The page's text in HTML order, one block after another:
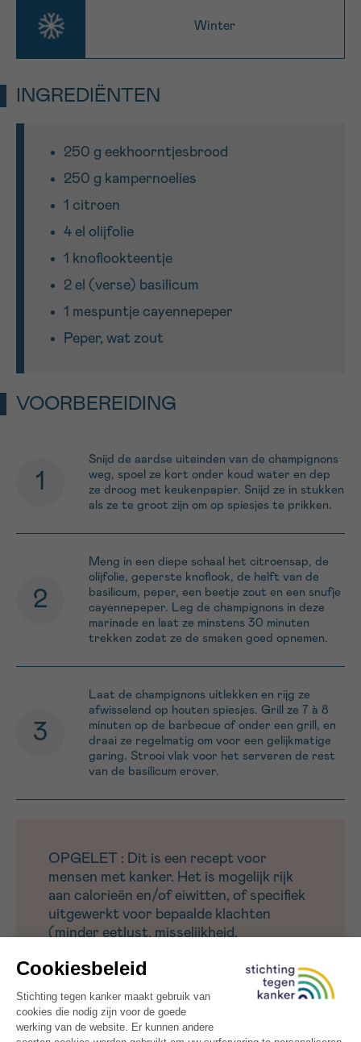
Winter
INGREDIËNTEN
250 g eekhoorntjesbrood
250 g kampernoelies
1 citroen
4 el olijfolie
1 knoflookteentje
2 el (verse) basilicum
1 mespuntje cayennepeper
Peper, wat zout
VOORBEREIDING
Snijd de aardse uiteinden van de champignons
weg, spoel ze kort onder koud water en dep
ze droog met keukenpapier. Snijd ze in stukken
als ze te groot zijn om op spiesjes te prikken.
Meng in een diepe schaal het citroensap, de
olijfolie, geperste knoflook, de helft van de
basilicum, peper, een beetje zout en een snufje
cayennepeper. Leg de champignons in deze
marinade en laat ze minstens 30 minuten
trekken zodat ze de smaken goed opnemen.
Laat de champignons uitlekken en rijg ze
afwisselend op houten spiesjes. Grill ze 7 à 8
minuten op de barbecue of onder een grill, en
draai ze regelmatig om voor een gelijkmatige
garing. Strooi vlak voor het serveren de rest
van de basilicum erover.
OPGELET : Dit is een recept voor
mensen met kanker. Het is mogelijk rijk
aan calorieën en/of eiwitten, of specifiek
uitgewerkt voor bepaalde klachten
(minder eetlust, misselijkheid,
Zin in een ander vegetarisch gerecht met
champignons ? Probeer dan zeker deze